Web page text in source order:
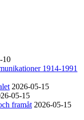
10
1914-1991
2026-05-15
05-15
framåt 2026-05-15